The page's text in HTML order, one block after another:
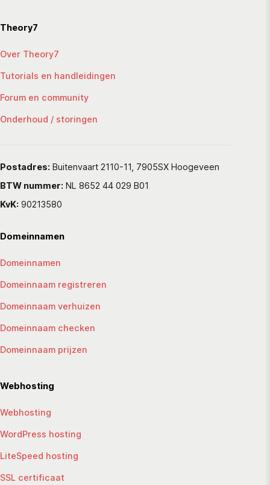
Theory7
Over Theory7
Tutorials en handleidingen
Forum en community
Onderhoud / storingen
Postadres: Buitenvaart 2110-11, 7905SX Hoogeveen
BTW nummer: NL 8652 44 029 B01
KvK: 90213580
Domeinnamen
Domeinnamen
Domeinnaam registreren
Domeinnaam verhuizen
Domeinnaam checken
Domeinnaam prijzen
Webhosting
Webhosting
WordPress hosting
LiteSpeed hosting
SSL certificaat